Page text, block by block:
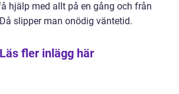
hjälp med allt på en gång och från
slipper man onödig väntetid.
Läs fler inlägg här